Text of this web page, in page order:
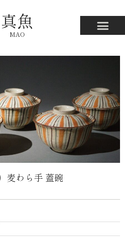
真魚
MAO
麦わら手 蓋碗